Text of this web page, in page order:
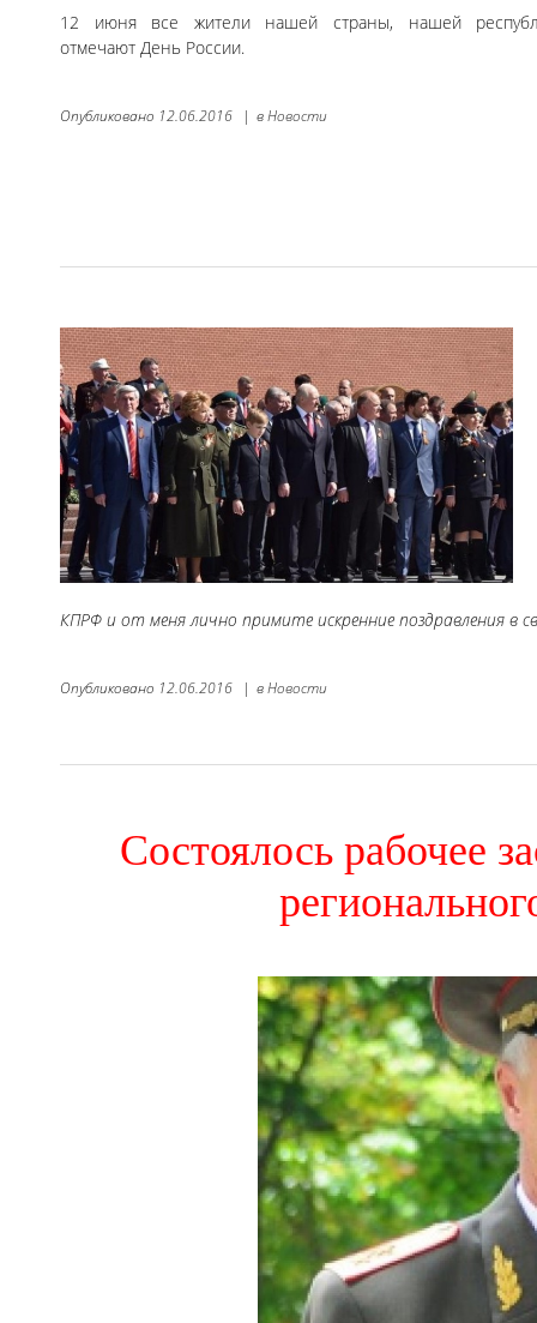
12 июня все жители нашей страны, нашей
отмечают День России.
Опубликовано 12.06.2016 | вНовости
КПРФ и от меня лично примите искренние поздравления в
Опубликовано 12.06.2016 | вНовости
Состоялось рабочее